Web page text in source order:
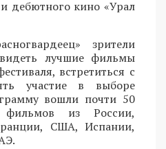
дебютного кино «Урал
зрители
лучшие фильмы
встретиться с
участие в выборе
вошли почти 50
фильмов из России,
США, Испании,